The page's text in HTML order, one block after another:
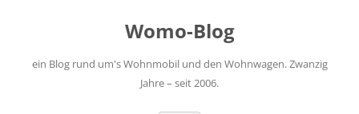
Womo-Blog
ein Blog rund um's Wohnmobil und den Wohnwagen. Zwanzig
Jahre – seit 2006.